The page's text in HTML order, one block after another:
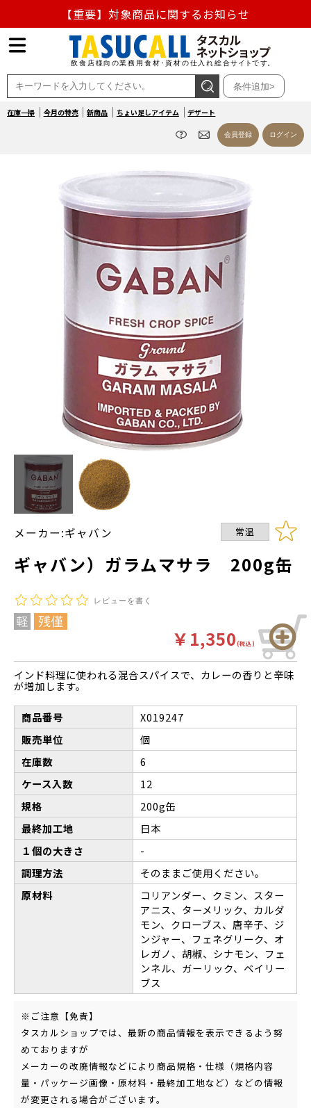
【重要】熊本地震の影響による商品出荷停止のお知らせ
熊本県熊本地方を震源とする地震の影響によるお荷物のお
届け遅延について
お盆の営業について
【重要】対象商品に関するお知らせ
条件追加>
在庫一掃 今月の特売 新商品 ちょい足しアイテム デザート
会員登録 ログイン
メーカー:ギャバン 常温
ギャバン）ガラムマサラ 200g缶
レビューを書く
￥1,350(税込)
インド料理に使われる混合スパイスで、カレーの香りと辛味
が増加します。
商品番号
X019247
販売単位
個
在庫数
6
ケース入数
12
規格
200g缶
最終加工地
日本
１個の大きさ
-
調理方法
そのままご使用ください。
原材料
コリアンダー、クミン、スター
アニス、ターメリック、カルダ
モン、クローブス、唐辛子、ジ
ンジャー、フェネグリーク、オ
レガノ、胡椒、シナモン、フェ
ンネル、ガーリック、ベイリー
ブス
※ご注意【免責】
タスカルショップでは、最新の商品情報を表示できるよう努
めておりますが
メーカーの改廃情報などにより商品規格・仕様（規格内容
量・パッケージ画像・原材料・最終加工地など）などの情報
が変更される場合がございます。